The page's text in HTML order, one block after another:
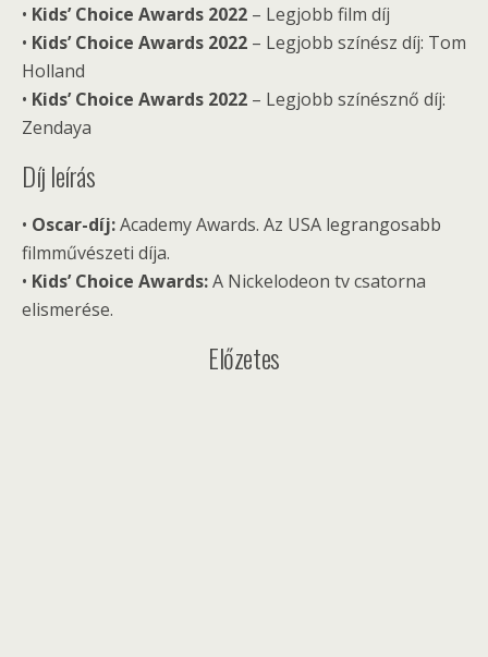
• Kids’ Choice Awards 2022 – Legjobb film díj
• Kids’ Choice Awards 2022 – Legjobb színész díj: Tom
Holland
• Kids’ Choice Awards 2022 – Legjobb színésznő díj:
Zendaya
Díj leírás
• Oscar-díj:Academy Awards. Az USA legrangosabb
filmművészeti díja.
• Kids’ Choice Awards:A Nickelodeon tv csatorna
elismerése.
Előzetes